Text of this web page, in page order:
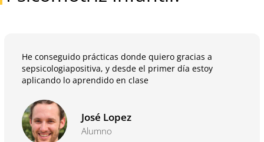
He conseguido prácticas donde quiero gracias a
sepsicologiapositiva, y desde el primer día estoy
aplicando lo aprendido en clase
José Lopez
Alumno